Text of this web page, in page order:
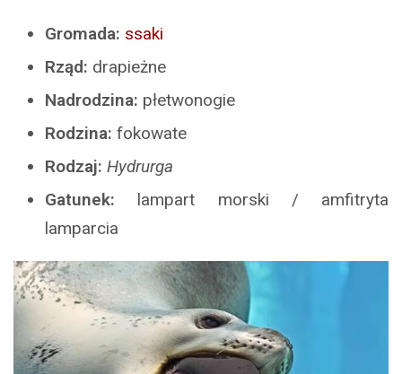
Gromada: ssaki
Rząd: drapieżne
Nadrodzina: płetwonogie
Rodzina: fokowate
Rodzaj: Hydrurga
Gatunek: lampart morski / amfitryta
lamparcia